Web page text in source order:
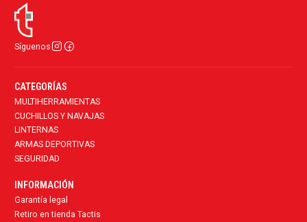
Síguenos
CATEGORÍAS
MULTIHERRAMIENTAS
CUCHILLOS Y NAVAJAS
LINTERNAS
ARMAS DEPORTIVAS
SEGURIDAD
INFORMACIÓN
Garantía legal
Retiro en tienda Tactis